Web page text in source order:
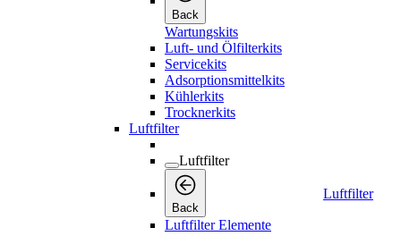
Back
Wartungskits
Luft- und Ölfilterkits
Servicekits
Adsorptionsmittelkits
Kühlerkits
Trocknerkits
Luftfilter
Luftfilter
Back
Luftfilter
Luftfilter Elemente